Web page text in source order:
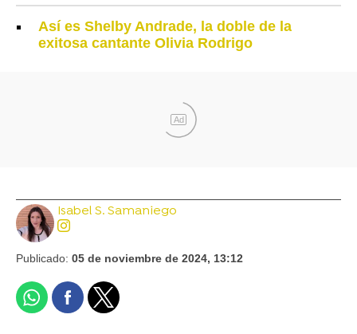
Así es Shelby Andrade, la doble de la
exitosa cantante Olivia Rodrigo
Ad
Isabel S. Samaniego
Publicado: 05 de noviembre de 2024, 13:12